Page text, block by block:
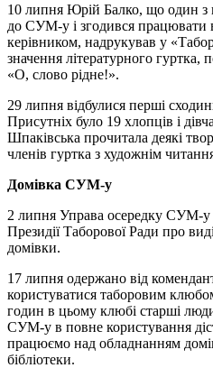
10 липня Юрій Балко, що один з
до СУМ-у і згодився працювати
керівником, надрукував у
значення літературного
«О, слово рідне!».
29 липня відбулися перші
Присутніх було 19 хлопців і
Шпаківська прочитала деякі
членів гуртка з художнім
Домівка СУМ-у
2 липня Управа осередку СУМ-у
Президії Таборової Ради про
домівки.
17 липня одержано від
користуватися таборовим
годин в цьому клюбі старші
СУМ-у в повне користування
працюємо над обладнанням
бібліотеки.